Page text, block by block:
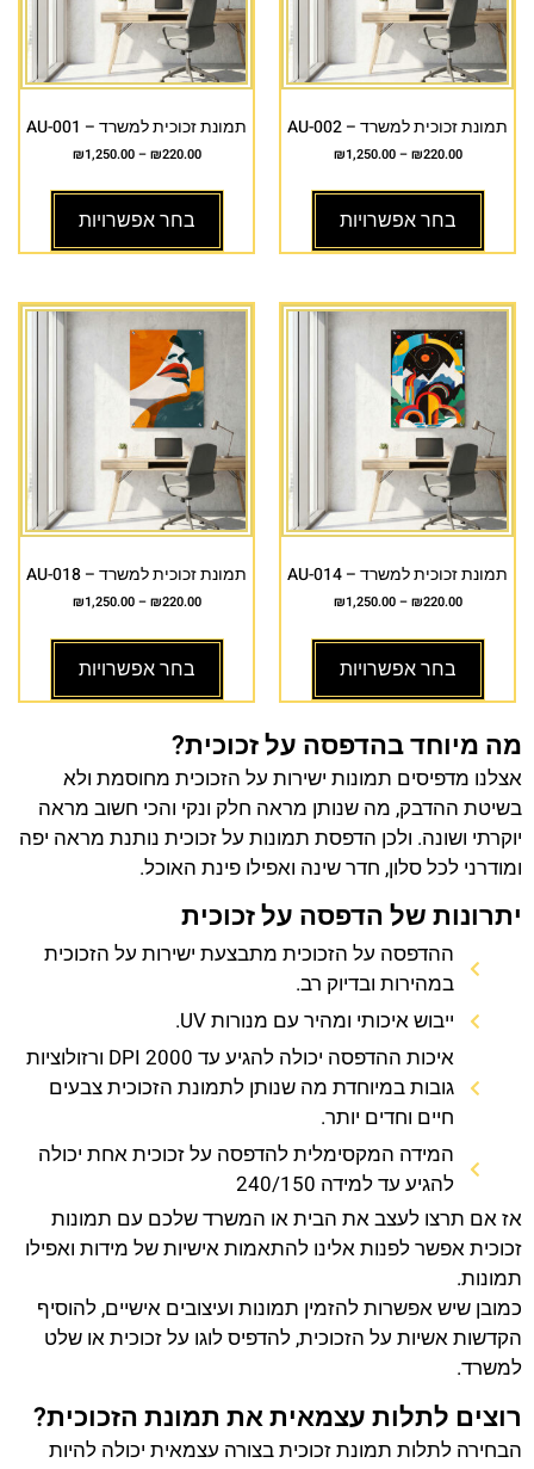
תמונת זכוכית למשרד – AU-002
₪220.00
–
₪1,250.00
בחר אפשרויות
תמונת זכוכית למשרד – AU-001
₪220.00
–
₪1,250.00
בחר אפשרויות
תמונת זכוכית למשרד – AU-014
₪220.00
–
₪1,250.00
בחר אפשרויות
תמונת זכוכית למשרד – AU-018
₪220.00
–
₪1,250.00
בחר אפשרויות
מה מיוחד בהדפסה על זכוכית?
אצלנו מדפיסים תמונות ישירות על הזכוכית מחוסמת ולא
בשיטת ההדבק, מה שנותן מראה חלק ונקי והכי חשוב מראה
יוקרתי ושונה. ולכן הדפסת תמונות על זכוכית נותנת מראה יפה
ומודרני לכל סלון, חדר שינה ואפילו פינת האוכל.
יתרונות של הדפסה על זכוכית
ההדפסה על הזכוכית מתבצעת ישירות על הזכוכית
במהירות ובדיוק רב.
ייבוש איכותי ומהיר עם מנורות UV.
איכות ההדפסה יכולה להגיע עד 2000 DPI ורזולוציות
גובות במיוחדת מה שנותן לתמונת הזכוכית צבעים
חיים וחדים יותר.
המידה המקסימלית להדפסה על זכוכית אחת יכולה
להגיע עד למידה 240/150
אז אם תרצו לעצב את הבית או המשרד שלכם עם תמונות
זכוכית אפשר לפנות אלינו להתאמות אישיות של מידות ואפילו
תמונות.
כמובן שיש אפשרות להזמין תמונות ועיצובים אישיים, להוסיף
הקדשות אשיות על הזכוכית, להדפיס לוגו על זכוכית או שלט
למשרד.
רוצים לתלות עצמאית את תמונת הזכוכית?
הבחירה לתלות תמונת זכוכית בצורה עצמאית יכולה להיות